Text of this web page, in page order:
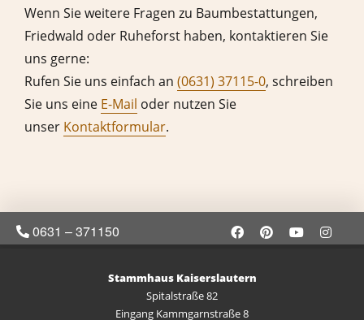
Wenn Sie weitere Fragen zu Baumbestattungen,
Friedwald oder Ruheforst haben, kontaktieren Sie
uns gerne:
Rufen Sie uns einfach an (0631) 37115-0, schreiben
Sie uns eine E-Mail oder nutzen Sie
unser Kontaktformular.
0631 – 371150
Stammhaus Kaiserslautern
Spitalstraße 82
Eingang Kammgarnstraße 8